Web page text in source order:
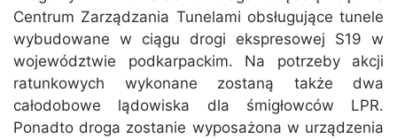
Centrum Zarządzania Tunelami obsługujące tunele
wybudowane w ciągu drogi ekspresowej S19 w
województwie podkarpackim. Na potrzeby akcji
ratunkowych wykonane zostaną także dwa
całodobowe lądowiska dla śmigłowców LPR.
Ponadto droga zostanie wyposażona w urządzenia